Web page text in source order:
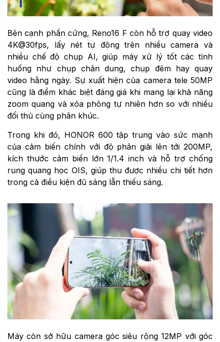
Bên cạnh phần cứng, Reno16 F còn hỗ trợ quay video
4K@30fps, lấy nét tự động trên nhiều camera và
nhiều chế độ chụp AI, giúp máy xử lý tốt các tình
huống như chụp chân dung, chụp đêm hay quay
video hằng ngày. Sự xuất hiện của camera tele 50MP
cũng là điểm khác biệt đáng giá khi mang lại khả năng
zoom quang và xóa phông tự nhiên hơn so với nhiều
đối thủ cùng phân khúc.
Trong khi đó, HONOR 600 tập trung vào sức mạnh
của cảm biến chính với độ phân giải lên tới 200MP,
kích thước cảm biến lớn 1/1.4 inch và hỗ trợ chống
rung quang học OIS, giúp thu được nhiều chi tiết hơn
trong cả điều kiện đủ sáng lẫn thiếu sáng.
Máy còn sở hữu camera góc siêu rộng 12MP với góc